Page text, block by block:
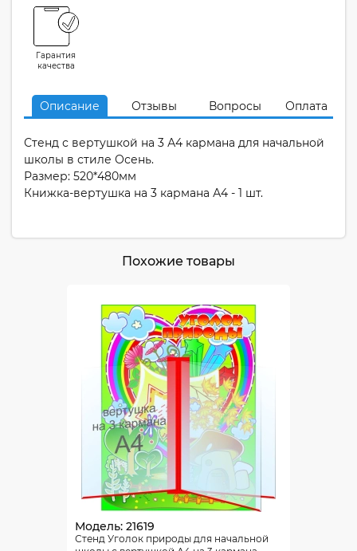
Гарантия
качества
Описание Отзывы Вопросы Оплата
Стенд с вертушкой на 3 А4 кармана для начальной
школы в стиле Осень.
Размер: 520*480мм
Книжка-вертушка на 3 кармана А4 - 1 шт.
Похожие товары
Модель: 21619
Стенд Уголок природы для начальной